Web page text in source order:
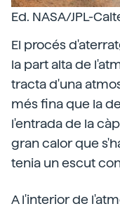
Ed. NASA/JPL-
El procés
la part alta de
tracta d'una
més fina que la
l'entrada de la
gran calor que
tenia un escut
A l'interior de